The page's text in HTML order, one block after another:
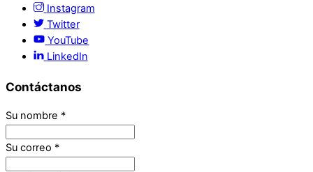
Instagram
Twitter
YouTube
LinkedIn
Contáctanos
Su nombre *
Su correo *